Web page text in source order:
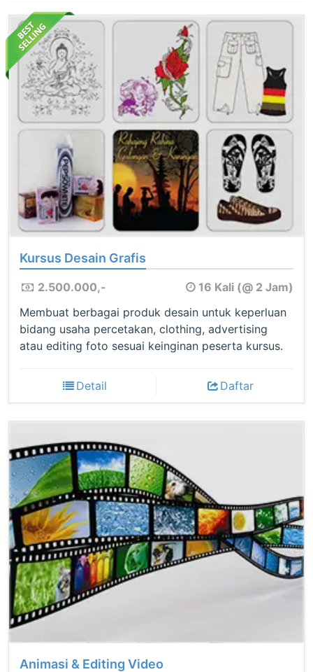
Kursus Desain Grafis
2.500.000,-
16 Kali (@ 2 Jam)
Membuat berbagai produk desain untuk keperluan
bidang usaha percetakan, clothing, advertising
atau editing foto sesuai keinginan peserta kursus.
Detail Daftar
Animasi & Editing Video